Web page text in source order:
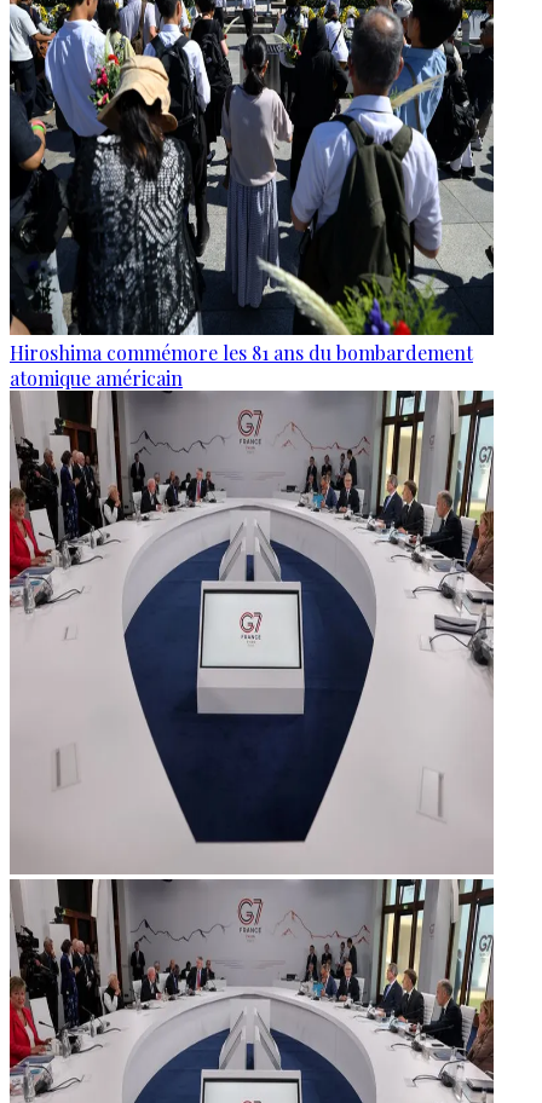
Hiroshima commémore les 81 ans du bombardement
atomique américain